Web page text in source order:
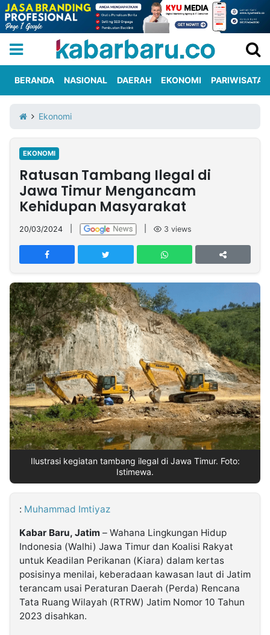
Iklan
Berita
Kami
Nasional
International
Olahraga
Entertainment
Daerah
Pariwisata
Kuliner
Kolom
Network
PT
TREETAN
INDONESIA
Partner
Insight
NTB
Suara
Time
Lens
IDN
Daily
Jogja
Jalan
Rakyat
Idealita
News
Kita
Notice
Dinamikapost.com
Radar
Baru
Seedbacklink
Follow
Kabarbaru
Kabarbaru.co
2026
BERANDA NASIONAL DAERAH EKONOMI PARIWISATA
Ekonomi
EKONOMI
Ratusan Tambang Ilegal di
Jawa Timur Mengancam
Kehidupan Masyarakat
20/03/2024 3 views
Ilustrasi kegiatan tambang ilegal di Jawa Timur. Foto:
Istimewa.
: Muhammad Imtiyaz
Kabar Baru, Jatim – Wahana Lingkungan Hidup
Indonesia (Walhi) Jawa Timur dan Koalisi Rakyat
untuk Keadilan Perikanan (Kiara) dalam kertas
posisinya menilai, keberadaan kawasan laut di Jatim
terancam usai Peraturan Daerah (Perda) Rencana
Tata Ruang Wilayah (RTRW) Jatim Nomor 10 Tahun
2023 disahkan.